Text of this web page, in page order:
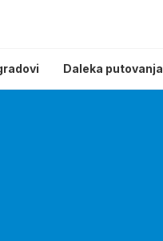
Daleka putovanja